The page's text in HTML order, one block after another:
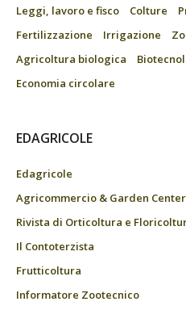
Leggi, lavoro e fisco
Colture
Fertilizzazione
Irrigazione
Agricoltura biologica
Economia circolare
EDAGRICOLE
Edagricole
Agricommercio & Garden Center
Rivista di Orticoltura e
Il Contoterzista
Frutticoltura
Informatore Zootecnico